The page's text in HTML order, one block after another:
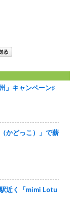
」キャンペーン♯
かどっこ）」で薪
近く「mimi Lotu